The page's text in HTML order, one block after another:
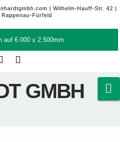
| Wilhelm-Hauff-Str. 42 |
Rappenau-Fürfeld
auf 6.000 x 2.500mm